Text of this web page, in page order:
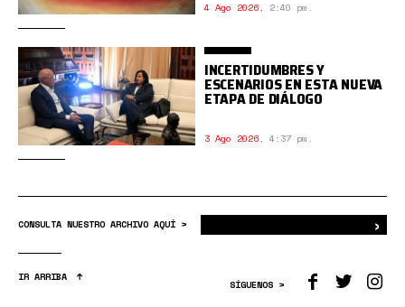
4 Ago 2026, 2:40 pm.
INCERTIDUMBRES Y
ESCENARIOS EN ESTA NUEVA
ETAPA DE DIÁLOGO
3 Ago 2026, 4:37 pm.
CONSULTA NUESTRO ARCHIVO AQUÍ > ›
IR ARRIBA
SÍGUENOS >